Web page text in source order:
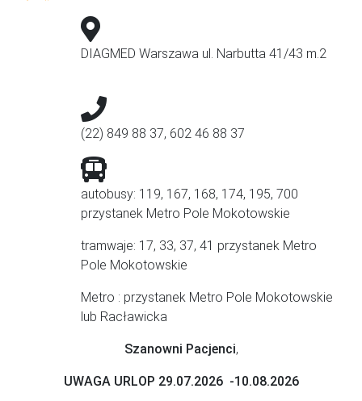
DIAGMED Warszawa ul. Narbutta 41/43 m.2
(22) 849 88 37, 602 46 88 37
autobusy: 119, 167, 168, 174, 195, 700
przystanek Metro Pole Mokotowskie
tramwaje: 17, 33, 37, 41 przystanek Metro
Pole Mokotowskie
Metro : przystanek Metro Pole Mokotowskie
lub Racławicka
Szanowni Pacjenci,
UWAGA URLOP 29.07.2026 -10.08.2026